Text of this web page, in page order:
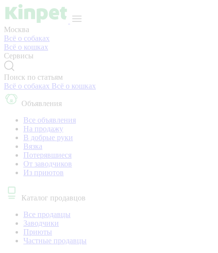
Москва
Всё о собаках
Всё о кошках
Сервисы
Поиск по статьям
Всё о собаках Всё о кошках
Объявления
Все объявления
На продажу
В добрые руки
Вязка
Потерявшиеся
От заводчиков
Из приютов
Каталог продавцов
Все продавцы
Заводчики
Приюты
Частные продавцы